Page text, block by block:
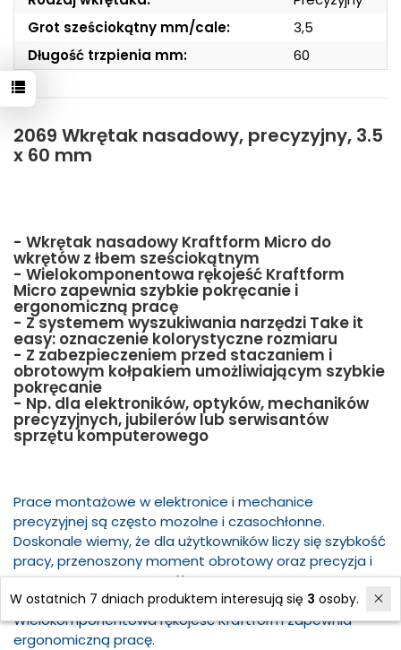
Grot sześciokątny mm/cale:
3,5
Długość trzpienia mm:
60
2069 Wkrętak nasadowy, precyzyjny, 3.5
x 60 mm
- Wkrętak nasadowy Kraftform Micro do
wkrętów z łbem sześciokątnym
- Wielokomponentowa rękojeść Kraftform
Micro zapewnia szybkie pokręcanie i
ergonomiczną pracę
- Z systemem wyszukiwania narzędzi Take it
easy: oznaczenie kolorystyczne rozmiaru
- Z zabezpieczeniem przed staczaniem i
obrotowym kołpakiem umożliwiającym szybkie
pokręcanie
- Np. dla elektroników, optyków, mechaników
precyzyjnych, jubilerów lub serwisantów
sprzętu komputerowego
Prace montażowe w elektronice i mechanice
precyzyjnej są często mozolne i czasochłonne.
Doskonale wiemy, że dla użytkowników liczy się szybkość
pracy, przenoszony moment obrotowy oraz precyzja i
zwracamy na to szczególną uwagę.
Wielokomponentowa rękojeść Kraftform zapewnia
ergonomiczną pracę.
W ostatnich 7 dniach produktem interesują się 3 osoby.